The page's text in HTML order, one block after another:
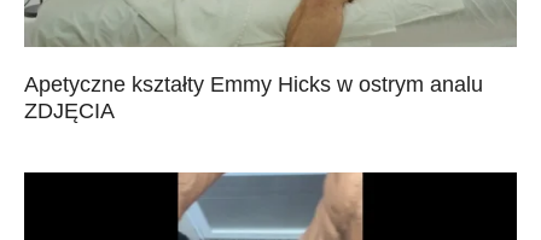
Apetyczne kształty Emmy Hicks w ostrym analu
ZDJĘCIA